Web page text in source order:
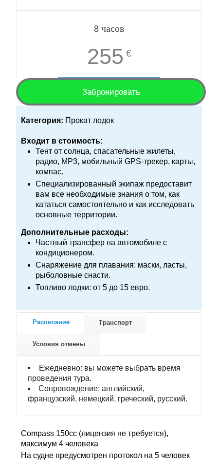
8 часов
255 €
Забронировать
Категория: Прокат лодок
Входит в стоимость:
Тент от солнца, спасательные жилеты,
радио, MP3, мобильный GPS-трекер, карты,
компас.
Специализированный экипаж предоставит
вам все необходимые знания о том, как
кататься самостоятельно и как исследовать
основные территории.
Дополнительные расходы:
Частный трансфер на автомобиле с
кондиционером.
Снаряжение для плавания: маски, ласты,
рыболовные снасти.
Топливо лодки: от 5 до 15 евро.
Расписание Транспорт
Условия отмены
Ежедневно: вы можете выбрать время
проведения тура.
Сопровождение: английский,
французский, немецкий, греческий, русский.
Compass 150cc (лицензия не требуется),
максимум 4 человека
На судне предусмотрен протокол на 5 человек